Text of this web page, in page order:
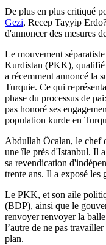
De plus en plus critiqué
Gezi, Recep Tayyip
d'annoncer des mesures
Le mouvement
Kurdistan (PKK), qualifié
a récemment annoncé la
Turquie. Ce qui
phase du processus de
pas honoré ses
population kurde en
Abdullah Öcalan, le chef
une île près d'Istanbul. Il
sa revendication
trente ans. Il a exposé les
Le PKK, et son aile
(BDP), ainsi que le
renvoyer renvoyer la balle
l’autre de ne pas
plan.